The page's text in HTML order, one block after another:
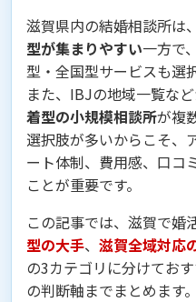
滋賀県内の結婚相談所は、
型が集まりやすい一方で
型・全国型サービスも選
また、IBJの地域一覧な
着型の小規模相談所が複
選択肢が多いからこそ、
ート体制、費用感、口コ
ことが重要です。
この記事では、滋賀で婚
型の大手、 滋賀全域対応
の3カテゴリに分けてお
の判断軸までまとめます。